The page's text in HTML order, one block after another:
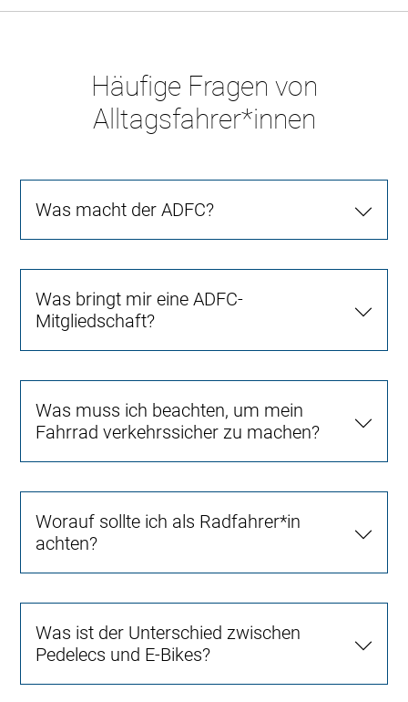
Häufige Fragen von
Alltagsfahrer*innen
Was macht der ADFC?
Was bringt mir eine ADFC-
Mitgliedschaft?
Was muss ich beachten, um mein
Fahrrad verkehrssicher zu machen?
Worauf sollte ich als Radfahrer*in
achten?
Was ist der Unterschied zwischen
Pedelecs und E-Bikes?